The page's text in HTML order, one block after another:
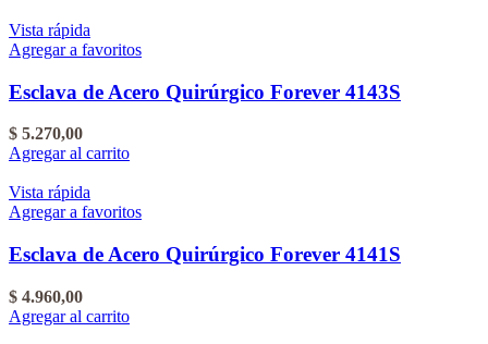
Vista rápida
Agregar a favoritos
Esclava de Acero Quirúrgico Forever 4143S
$ 5.270,00
Agregar al carrito
Vista rápida
Agregar a favoritos
Esclava de Acero Quirúrgico Forever 4141S
$ 4.960,00
Agregar al carrito